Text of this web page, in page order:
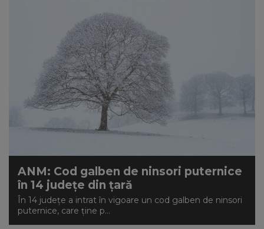
ANM: Cod galben de ninsori puternice
în 14 județe din țară
În 14 județe a intrat în vigoare un cod galben de ninsori
puternice, care ține p...